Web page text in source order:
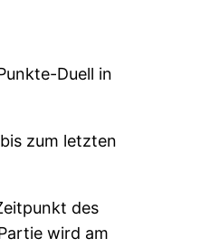
Duell in
zum letzten
des
wird am